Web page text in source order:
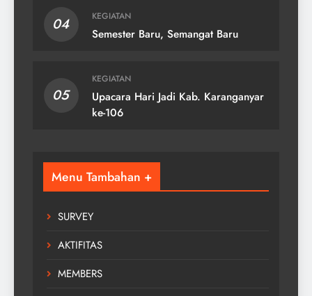
04 KEGIATAN
Semester Baru, Semangat Baru
05
KEGIATAN
Upacara Hari Jadi Kab. Karanganyar
ke-106
Menu Tambahan +
SURVEY
AKTIFITAS
MEMBERS